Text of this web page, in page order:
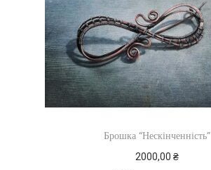
Брошка “Нескінченність”
2000,00 ₴